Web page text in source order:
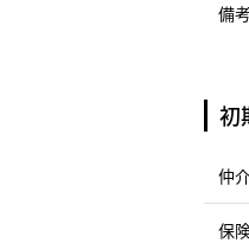
備考
初
仲
保